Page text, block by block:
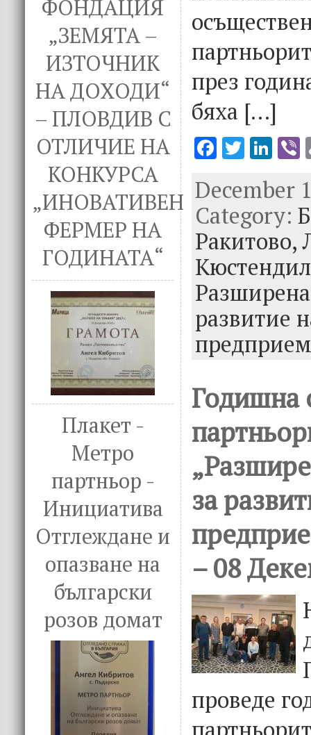
ФОНДАЦИЯ
„ЗЕМЯТА –
ИЗТОЧНИК
НА ДОХОДИ“
– ПЛОВДИВ С
ОТЛИЧИЕ НА
КОНКУРСА
„ИНОВАТИВЕН
ФЕРМЕР НА
ГОДИНАТА“
Плакет -
Метро
партньор -
Инициатива
Отглеждане и
опазване на
български
розов домат
през
бяха […]
F
e
b
o
o
k
T
it
te
r
Li
k
e
dI
n
December
Category:
Ракитово,
развитие
Годишна
за
– 08
проведе